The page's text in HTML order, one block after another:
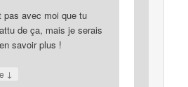
pas avec moi que tu
de ça, mais je serais
savoir plus !
↓